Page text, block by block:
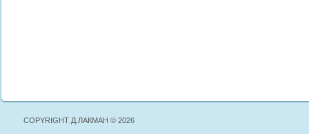
COPYRIGHT Д.ЛАКМАН © 2026